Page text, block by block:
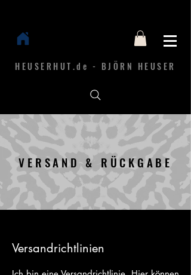
HEUSERHUT.de - BJÖRN HEUSER
VERSAND & RÜCKGABE
Versandrichtlinien